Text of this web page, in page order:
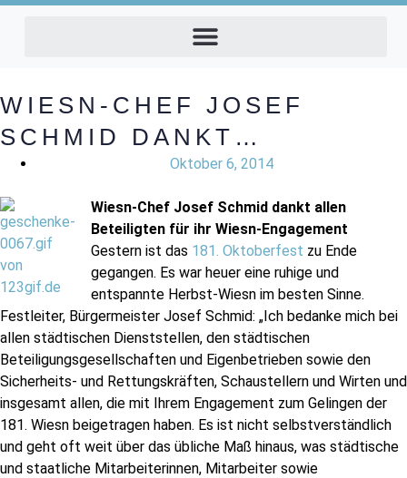
WIESN-CHEF JOSEF
SCHMID DANKT…
Oktober 6, 2014
Wiesn-Chef Josef Schmid dankt allen
Beteiligten für ihr Wiesn-Engagement
Gestern ist das 181. Oktoberfest zu Ende
gegangen. Es war heuer eine ruhige und
entspannte Herbst-Wiesn im besten Sinne.
Festleiter, Bürgermeister Josef Schmid: „Ich bedanke mich bei
allen städtischen Dienststellen, den städtischen
Beteiligungsgesellschaften und Eigenbetrieben sowie den
Sicherheits- und Rettungskräften, Schaustellern und Wirten und
insgesamt allen, die mit Ihrem Engagement zum Gelingen der
181. Wiesn beigetragen haben. Es ist nicht selbstverständlich
und geht oft weit über das übliche Maß hinaus, was städtische
und staatliche Mitarbeiterinnen, Mitarbeiter sowie